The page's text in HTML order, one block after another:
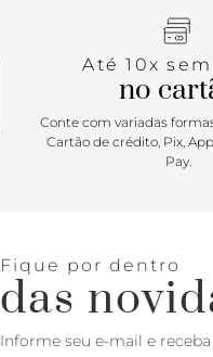
Até 10x
no
Conte com variadas
Cartão de crédito, Pix,
Pay.
Fique por dentro
das
Informe seu e-mail e